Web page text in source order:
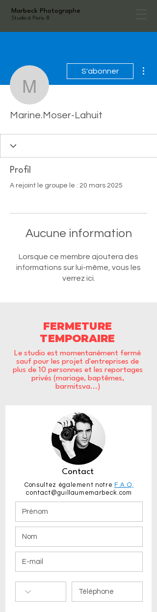
Marbeck Photographe
Studio à Paris 8
Marine.Moser-
S'abonner
Marine.Moser-Lahuit
Profil
A rejoint le groupe le : 20 mars 2025
Aucune information
Lorsque ce membre ajoutera des
informations sur lui-même, vous les
verrez ici.
FERMETURE
TEMPORAIRE
Le studio est momentanément fermé
sauf pour les projet d'entreprises de
plus de 10 personnes et les reportages
privés (mariage, baptêmes,
barmitsva...)
Contact
Consultez également notre F.A.Q.
contact@guillaumemarbeck.com